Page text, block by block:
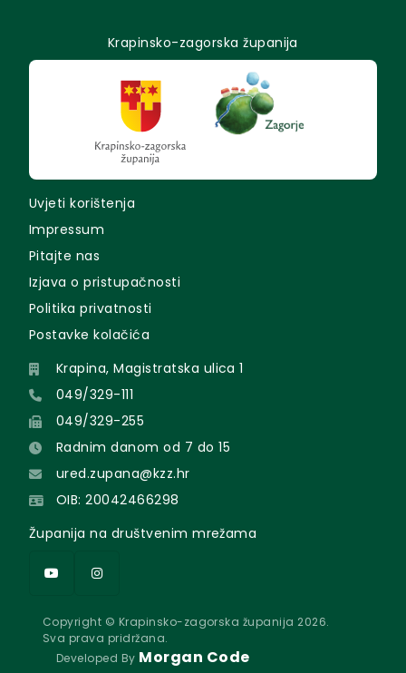
Krapinsko-zagorska županija
Uvjeti korištenja
Impressum
Pitajte nas
Izjava o pristupačnosti
Politika privatnosti
Postavke kolačića
Krapina, Magistratska ulica 1
049/329-111
049/329-255
Radnim danom od 7 do 15
ured.zupana@kzz.hr
OIB: 20042466298
Županija na društvenim mrežama
Copyright © Krapinsko-zagorska županija 2026.
Sva prava pridržana.
Developed By Morgan Code